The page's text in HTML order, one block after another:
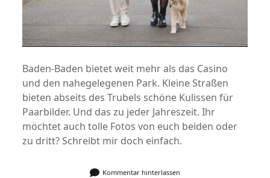
Baden-Baden bietet weit mehr als das Casino
und den nahegelegenen Park. Kleine Straßen
bieten abseits des Trubels schöne Kulissen für
Paarbilder. Und das zu jeder Jahreszeit. Ihr
möchtet auch tolle Fotos von euch beiden oder
zu dritt? Schreibt mir doch einfach.
Kommentar hinterlassen